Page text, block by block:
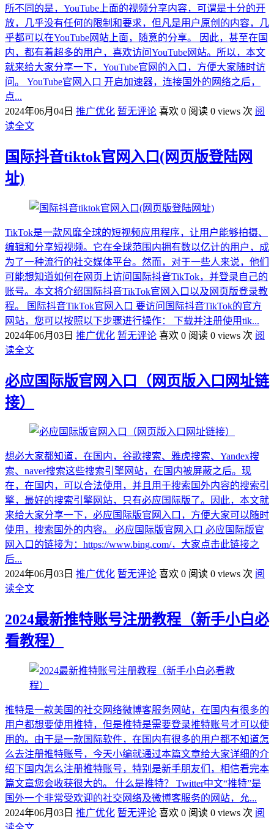
所不同的是，YouTube上面的视频分享内容，可谓是十分的开
放，几乎没有任何的限制和要求，但凡是用户原创的内容，几
乎都可以在YouTube网站上面，随意的分享。 因此，甚至在国
内，都有着超多的用户，喜欢访问YouTube网站。所以，本文
就来给大家分享一下，YouTube官网的入口，方便大家随时访
问。 YouTube官网入口 开启加速器，连接国外的网络之后，
点...
2024年06月04日 推广优化 暂无评论 喜欢 0 阅读 0 views 次 阅
读全文
国际抖音tiktok官网入口(网页版登陆网
址)
TikTok是一款风靡全球的短视频应用程序，让用户能够拍摄、
编辑和分享短视频。它在全球范围内拥有数以亿计的用户，成
为了一种流行的社交媒体平台。然而，对于一些人来说，他们
可能想知道如何在网页上访问国际抖音TikTok，并登录自己的
账号。本文将介绍国际抖音TikTok官网入口以及网页版登录教
程。 国际抖音TikTok官网入口 要访问国际抖音TikTok的官方
网站，您可以按照以下步骤进行操作： 下载并注册使用tik...
2024年06月03日 推广优化 暂无评论 喜欢 0 阅读 0 views 次 阅
读全文
必应国际版官网入口（网页版入口网址链
接）
想必大家都知道，在国内，谷歌搜索、雅虎搜索、Yandex搜
索、naver搜索这些搜索引擎网站，在国内被屏蔽之后。现
在，在国内，可以合法使用，并且用于搜索国外内容的搜索引
擎，最好的搜索引擎网站，只有必应国际版了。因此，本文就
来给大家分享一下，必应国际版官网入口，方便大家可以随时
使用，搜索国外的内容。 必应国际版官网入口 必应国际版官
网入口的链接为：https://www.bing.com/，大家点击此链接之
后...
2024年06月03日 推广优化 暂无评论 喜欢 0 阅读 0 views 次 阅
读全文
2024最新推特账号注册教程（新手小白必
看教程）
推特是一款美国的社交网络微博客服务网站，在国内有很多的
用户都想要使用推特，但是推特是需要登录推特账号才可以使
用的。由于是一款国际软件，在国内有很多的用户都不知道怎
么去注册推特账号，今天小编就通过本篇文章给大家详细的介
绍下国内怎么注册推特账号，特别是新手朋友们，相信看完本
篇文章您会收获很大的。 什么是推特？ Twitter中文“推特”是
国外一个非常受欢迎的社交网络及微博客服务的网站，允...
2024年06月03日 推广优化 暂无评论 喜欢 0 阅读 0 views 次 阅